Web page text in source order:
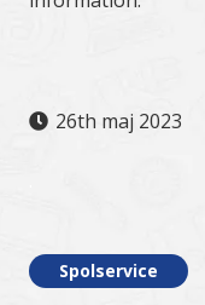
26th maj 2023
Spolservice